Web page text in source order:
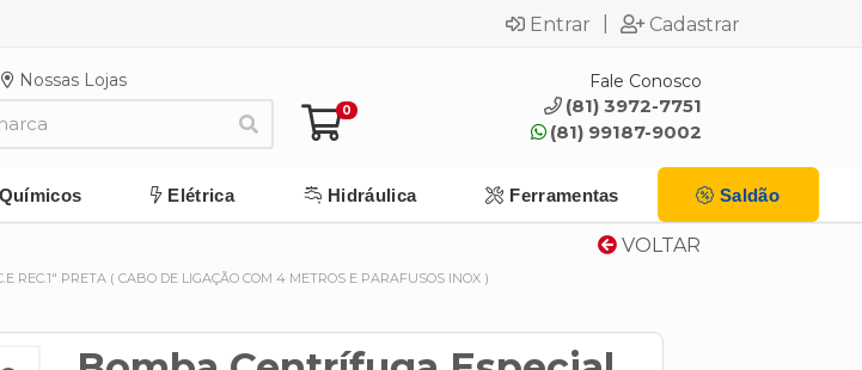
Entrar Cadastrar
Nossas Lojas
0
Fale Conosco
(81) 3972-7751
(81) 99187-9002
Químicos Elétrica Hidráulica Ferramentas Saldão
VOLTAR
REC.1" PRETA ( CABO DE LIGAÇÃO COM 4 METROS E PARAFUSOS INOX )